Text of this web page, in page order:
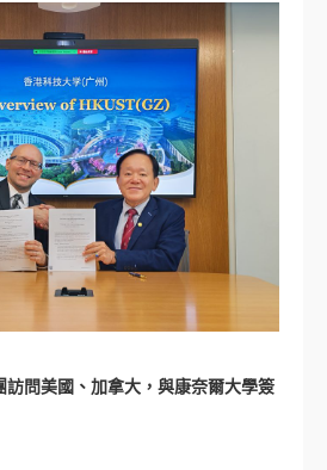
問美國、加拿大，與康奈爾大學簽